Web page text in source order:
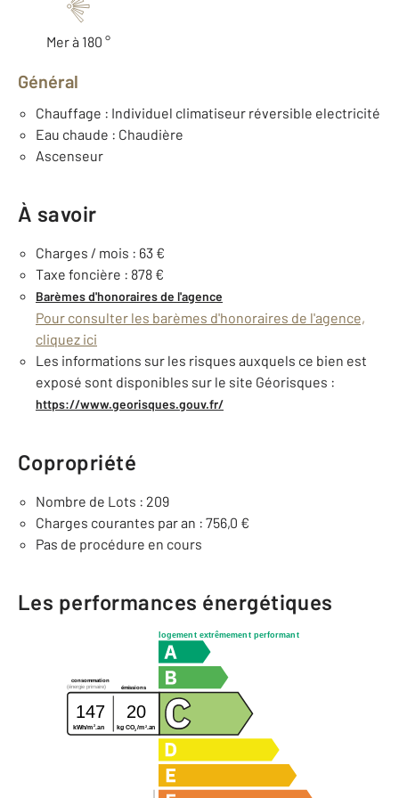
Mer à 180 °
Général
Chauffage : Individuel climatiseur réversible electricité
Eau chaude : Chaudière
Ascenseur
À savoir
Charges / mois : 63 €
Taxe foncière : 878 €
Barèmes d'honoraires de l'agence
Pour consulter les barèmes d'honoraires de l'agence,
cliquez ici
Les informations sur les risques auxquels ce bien est
exposé sont disponibles sur le site Géorisques :
https://www.georisques.gouv.fr/
Copropriété
Nombre de Lots : 209
Charges courantes par an : 756,0 €
Pas de procédure en cours
Les performances énergétiques
logement extrêmement performant
consommation
émissions
(énergie primaire)
147 20
kWh/m 2 .an kg CO2/m2.an